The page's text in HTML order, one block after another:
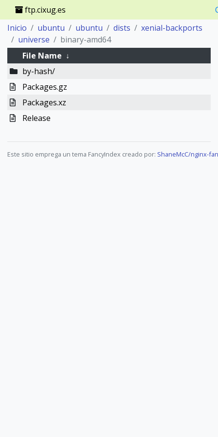
ftp.cixug.es
Inicio
ubuntu ubuntu dists
xenial-backports
universe
binary-amd64
File Name ↓
by-hash/
Packages.gz
Packages.xz
Release
Este sitio emprega un tema FancyIndex creado por: ShaneMcC/nginx-